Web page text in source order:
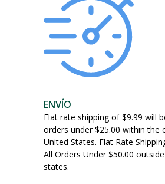
ENVÍO
Flat rate shipping of $9.99 will
orders under $25.00 within the
United States. Flat Rate
All Orders Under $50.00
states.